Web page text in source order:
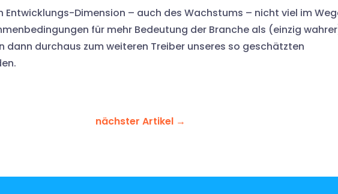
Entwicklungs-Dimension – auch des Wachstums – nicht viel im
für mehr Bedeutung der Branche als (einzig
dann durchaus zum weiteren Treiber unseres so geschätzten
nächster Artikel →